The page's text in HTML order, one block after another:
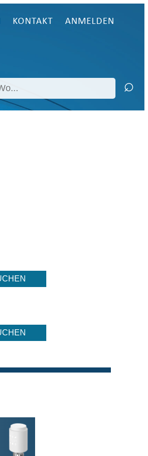
KONTAKT ANMELDEN